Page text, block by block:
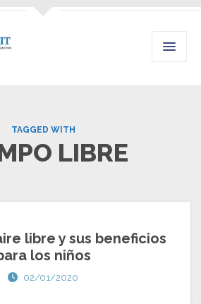
TAGGED WITH
LIBRE
libre y sus beneficios
los niños
02/01/2020